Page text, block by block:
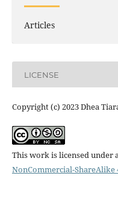
Articles
LICENSE
Copyright (c) 2023 Dhea
This work is licensed under
NonCommercial-